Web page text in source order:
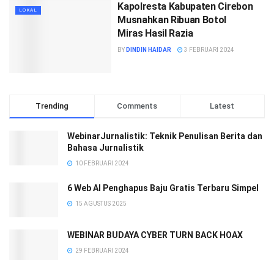
LOKAL
Kapolresta Kabupaten Cirebon
Musnahkan Ribuan Botol
Miras Hasil Razia
BY DINDIN HAIDAR 3 FEBRUARI 2024
Trending Comments Latest
WebinarJurnalistik: Teknik Penulisan Berita dan
Bahasa Jurnalistik
10 FEBRUARI 2024
6 Web AI Penghapus Baju Gratis Terbaru Simpel
15 AGUSTUS 2025
WEBINAR BUDAYA CYBER TURN BACK HOAX
29 FEBRUARI 2024